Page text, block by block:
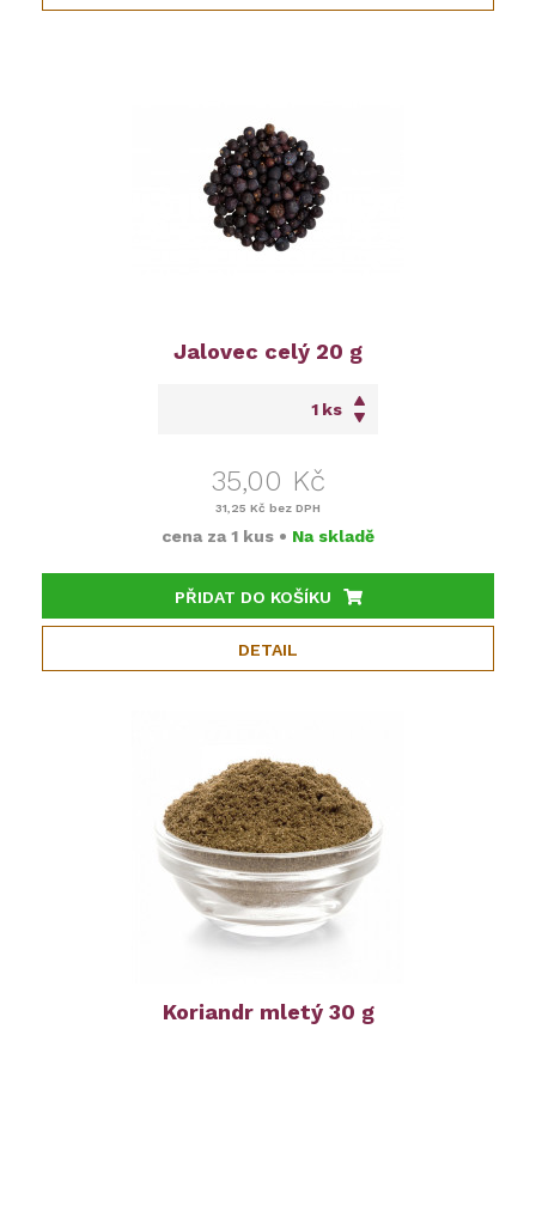
Jalovec celý 20 g
ks
35,00 Kč
31,25 Kč bez DPH
cena za 1 kus • Na skladě
PŘIDAT DO KOŠÍKU
DETAIL
Koriandr mletý 30 g